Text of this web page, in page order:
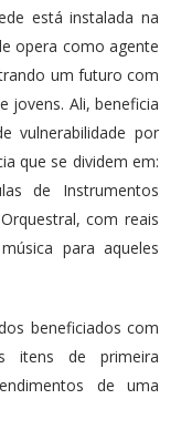
está instalada na
opera como agente
um futuro com
jovens. Ali, beneficia
vulnerabilidade por
que se dividem em:
de Instrumentos
com reais
para aqueles
beneficiados com
itens de primeira
de uma